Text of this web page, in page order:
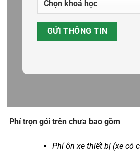
Phí trọn gói trên chưa bao gồm
Phí ôn xe thiết bị (xe có